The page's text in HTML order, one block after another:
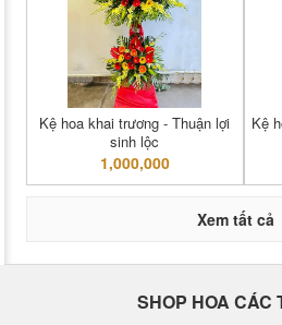
Kệ hoa khai trương - Thuận lợi
sinh lộc
1,000,000
Kệ
Xem tất cả
SHOP HOA CÁC